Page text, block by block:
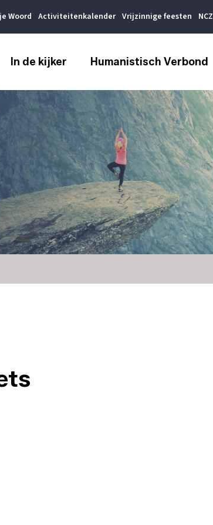
Woord Activiteitenkalender Vrijzinnige feesten NCZ
In de kijker Humanistisch Verbond